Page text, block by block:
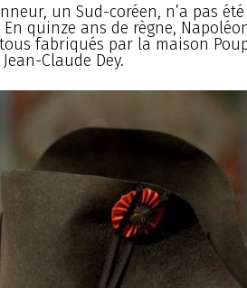
un Sud-coréen, n’a pas
quinze ans de règne,
fabriqués par la maison
Claude Dey.